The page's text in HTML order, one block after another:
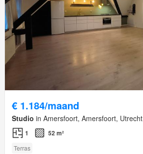
€ 1.184/maand
Studio in Amersfoort, Amersfoort, Utrecht
1 52 m²
Terras